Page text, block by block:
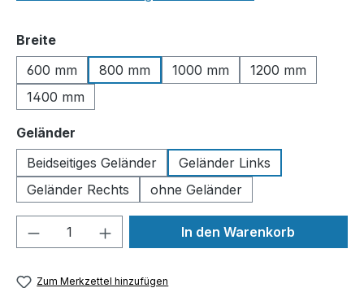
Breiteauswählen
600 mm
800 mm 1000 mm
1200 mm
1400 mm
Geländer
Beidseitiges Geländer
Geländer Links
Geländer Rechts
ohne Geländer
Produkt Anzahl: Gib denIn den Warenkorb
Zum Merkzettel hinzufügen